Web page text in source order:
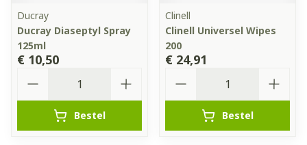
Ducray
Ducray Diaseptyl Spray
125ml
€ 10,50
Bestel
Clinell
Clinell Universel Wipes
200
€ 24,91
Bestel